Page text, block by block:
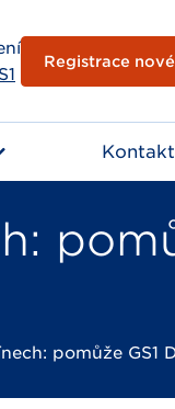
Registrace
pomůže GS1